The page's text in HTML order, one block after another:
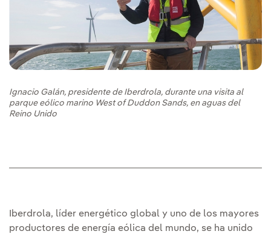
Ignacio Galán, presidente de Iberdrola, durante una visita al
parque eólico marino West of Duddon Sands, en aguas del
Reino Unido
Iberdrola, líder energético global y uno de los mayores
productores de energía eólica del mundo, se ha unido